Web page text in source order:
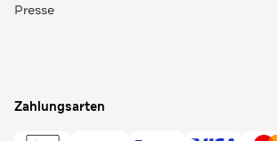
Presse
Zahlungsarten